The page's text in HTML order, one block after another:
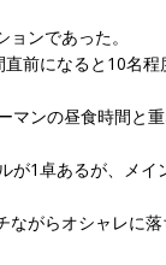
ンであった。
前になると10名
マンの昼食時間と
が1卓あるが、メイ
がらオシャレに